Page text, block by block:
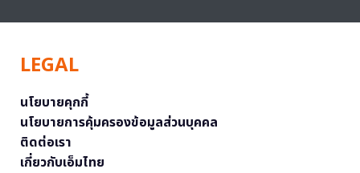
LEGAL
นโยบายคุกกี้
นโยบายการคุ้มครองข้อมูลส่วนบุคคล
ติดต่อเรา
เกี่ยวกับเอ็มไทย